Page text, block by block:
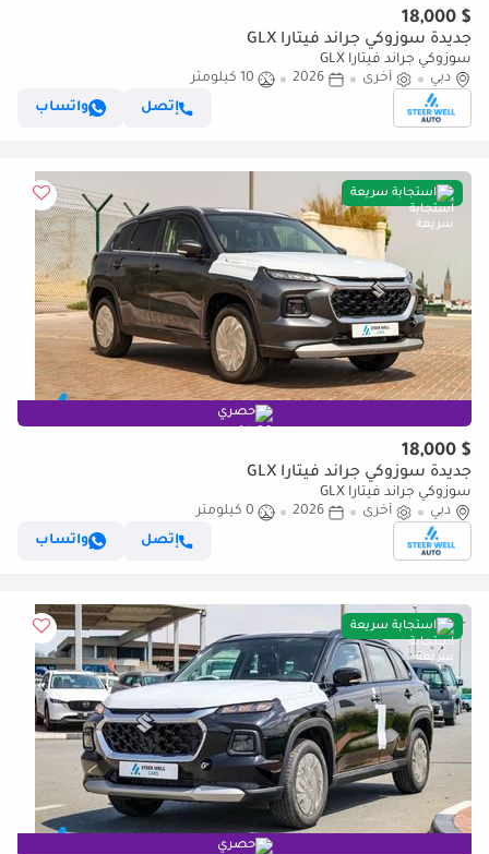
$ 18,000
جديدة سوزوكي جراند فيتارا GLX
سوزوكي جراند فيتارا GLX
دبي
أخرى 2026
10 كيلومتر
إتصل
واتساب
استجابة سريعة
حصري
$ 18,000
جديدة سوزوكي جراند فيتارا GLX
سوزوكي جراند فيتارا GLX
دبي
أخرى 2026
0 كيلومتر
إتصل
واتساب
استجابة سريعة
حصري